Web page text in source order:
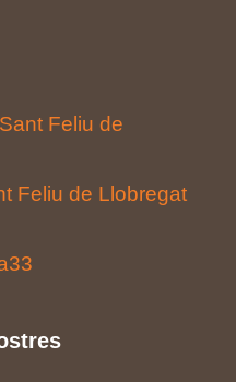
Feliu de
Feliu de Llobregat